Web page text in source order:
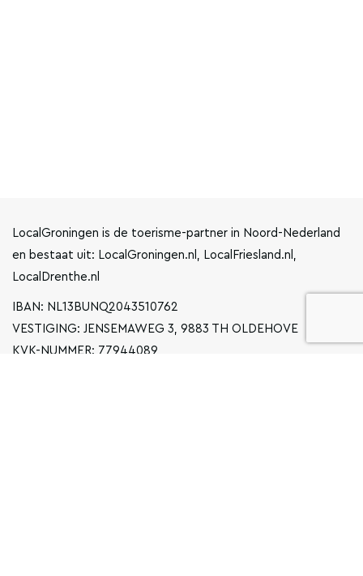
LocalGroningen is de toerisme-partner in Noord-Nederland
en bestaat uit: LocalGroningen.nl, LocalFriesland.nl,
LocalDrenthe.nl
IBAN: NL13BUNQ2043510762
VESTIGING: JENSEMAWEG 3, 9883 TH OLDEHOVE
KVK-NUMMER: 77944089